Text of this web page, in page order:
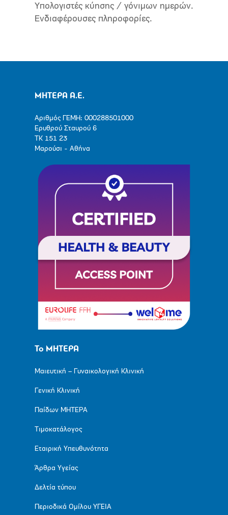
Υπολογιστές κύησης / γόνιμων ημερών.
Ενδιαφέρουσες πληροφορίες.
ΜΗΤΕΡΑ Α.Ε.
Αριθμός ΓΕΜΗ: 000288501000
Ερυθρού Σταυρού 6
ΤΚ 151 23
Μαρούσι - Αθήνα
Το ΜΗΤΕΡΑ
Μαιευτική – Γυναικολογική Κλινική
Γενική Κλινική
Παίδων ΜΗΤΕΡΑ
Τιμοκατάλογος
Εταιρική Υπευθυνότητα
Άρθρα Υγείας
Δελτία τύπου
Περιοδικά Ομίλου ΥΓΕΙΑ